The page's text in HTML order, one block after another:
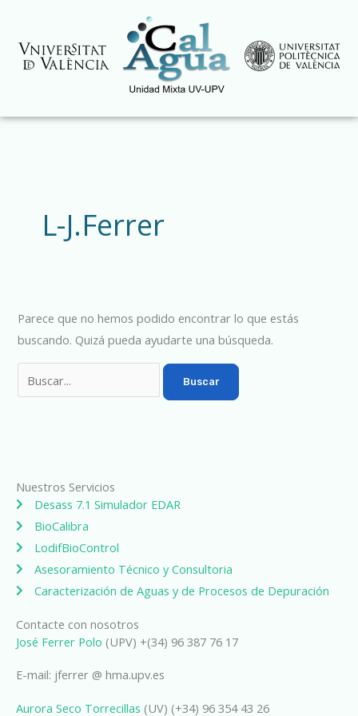
contenido
L-J.Ferrer
Parece que no hemos podido encontrar lo que estás
buscando. Quizá pueda ayudarte una búsqueda.
Nuestros Servicios
Desass 7.1 Simulador EDAR
BioCalibra
LodifBioControl
Asesoramiento Técnico y Consultoria
Caracterización de Aguas y de Procesos de Depuración
Contacte con nosotros
José Ferrer Polo (UPV) +(34) 96 387 76 17
E-mail: jferrer @ hma.upv.es
Aurora Seco Torrecillas (UV) (+34) 96 354 43 26